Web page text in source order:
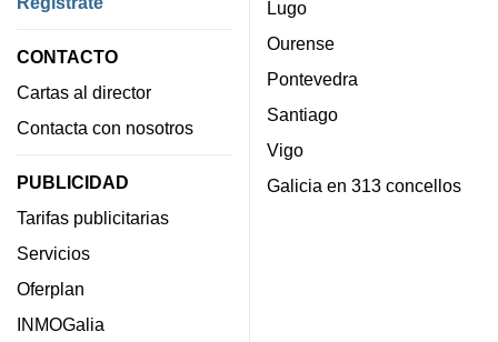
CONTACTO
Cartas al director
Contacta con nosotros
PUBLICIDAD
Tarifas publicitarias
Servicios
Oferplan
INMOGalia
Lugo
Ourense
Pontevedra
Santiago
Vigo
Galicia en 313 concellos